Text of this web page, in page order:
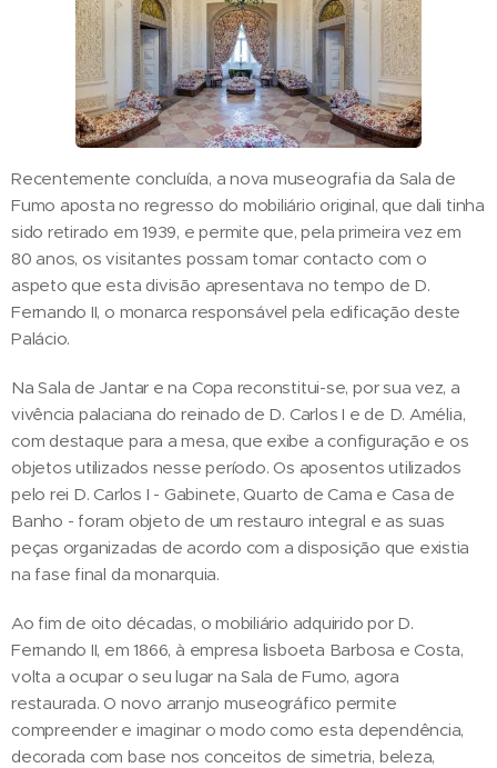
Recentemente concluída, a nova museografia da Sala de
Fumo aposta no regresso do mobiliário original, que dali tinha
sido retirado em 1939, e permite que, pela primeira vez em
80 anos, os visitantes possam tomar contacto com o
aspeto que esta divisão apresentava no tempo de D.
Fernando II, o monarca responsável pela edificação deste
Palácio.
Na Sala de Jantar e na Copa reconstitui-se, por sua vez, a
vivência palaciana do reinado de D. Carlos I e de D. Amélia,
com destaque para a mesa, que exibe a configuração e os
objetos utilizados nesse período. Os aposentos utilizados
pelo rei D. Carlos I - Gabinete, Quarto de Cama e Casa de
Banho - foram objeto de um restauro integral e as suas
peças organizadas de acordo com a disposição que existia
na fase final da monarquia.
Ao fim de oito décadas, o mobiliário adquirido por D.
Fernando II, em 1866, à empresa lisboeta Barbosa e Costa,
volta a ocupar o seu lugar na Sala de Fumo, agora
restaurada. O novo arranjo museográfico permite
compreender e imaginar o modo como esta dependência,
decorada com base nos conceitos de simetria, beleza,